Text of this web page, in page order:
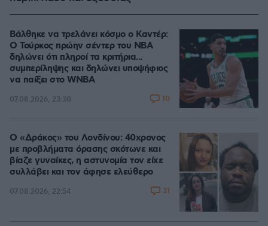
Βάλθηκε να τρελάνει κόσμο ο Καντέρ:
Ο Τούρκος πρώην σέντερ του NBA
δηλώνει ότι πληροί τα κριτήρια...
συμπερίληψης και δηλώνει υποψήφιος
να παίξει στο WNBA
07.08.2026, 23:30 10
Ο «Δράκος» του Λονδίνου: 40χρονος
με προβλήματα όρασης σκότωνε και
βίαζε γυναίκες, η αστυνομία τον είχε
συλλάβει και τον άφησε ελεύθερο
07.08.2026, 22:54 31